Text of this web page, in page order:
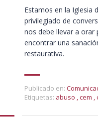
Estamos en la Iglesia
privilegiado de
nos debe llevar a orar
encontrar una
restaurativa.
Publicado en:
Etiquetas: abuso ,cem ,